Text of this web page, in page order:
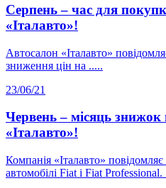
Серпень – час для
«Італавто»!
Автосалон «Італавто»
зниження цін на .....
23/06/21
Червень – місяць знижок
«Італавто»!
Компанія «Італавто»
автомобілі Fiat і Fiat Professional.